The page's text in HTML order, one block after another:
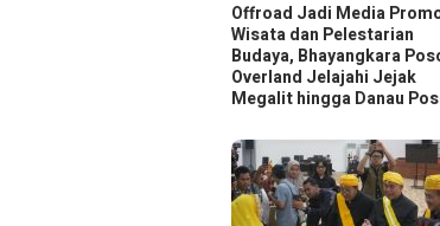
Offroad Jadi Media
Wisata dan Pelestarian
Budaya, Bhayangkara
Overland Jelajahi Jejak
Megalit hingga Danau